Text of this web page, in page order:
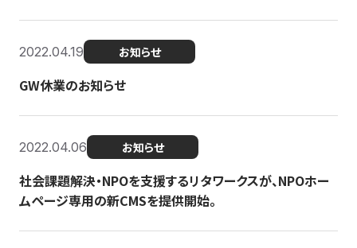
2022.04.19 お知らせ
GW休業のお知らせ
2022.04.06 お知らせ
社会課題解決・NPOを支援するリタワークスが、NPOホー
ムページ専用の新CMSを提供開始。